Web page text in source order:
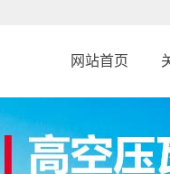
网站首页